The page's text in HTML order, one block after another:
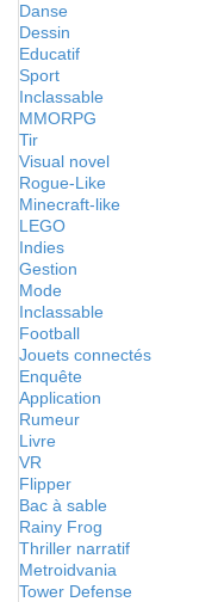
Danse
Dessin
Educatif
Sport
Inclassable
MMORPG
Tir
Visual novel
Rogue-Like
Minecraft-like
LEGO
Indies
Gestion
Mode
Inclassable
Football
Jouets connectés
Enquête
Application
Rumeur
Livre
VR
Flipper
Bac à sable
Rainy Frog
Thriller narratif
Metroidvania
Tower Defense